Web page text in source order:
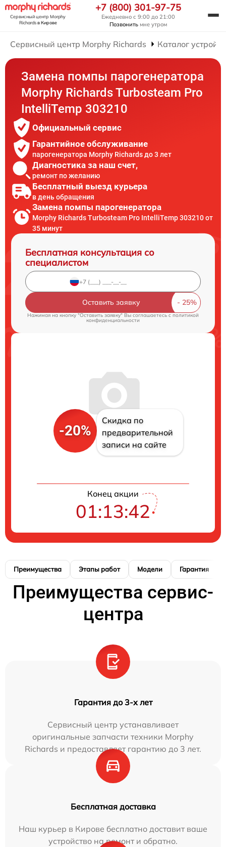
Сервисный центр Morphy
Richardsв Кирове
+7 (800) 301-97-75
Ежедневно с 9:00 до 21:00
Позвонить мне утром
Сервисный центр Morphy Richards Каталог
Замена помпы парогенератора
Morphy Richards Turbosteam Pro
IntelliTemp 303210
Официальный сервис
Гарантийное обслуживание
парогенератора Morphy Richards до 3 лет
Диагностика за наш счет,
ремонт по желанию
Бесплатный выезд курьера
в день обращения
Замена помпы парогенератора
Morphy Richards Turbosteam Pro IntelliTemp 303210 от
35 минут
Бесплатная консультация со
специалистом
Оставить заявку
Нажимая на кнопку "Оставить заявку" Вы соглашаетесь cполитикой
конфиденциальности
-20%
Скидка по
предварительной
записи на сайте
Конец акции
01:13:41
Преимущества Этапы работ Модели Гарантия
Преимущества сервис-
центра
Гарантия до 3-х лет
Сервисный центр устанавливает
оригинальные запчасти техники Morphy
Richards и предоставляет гарантию до 3 лет.
Бесплатная доставка
Наш курьер в Кирове бесплатно доставит ваше
устройство на ремонт и обратно.